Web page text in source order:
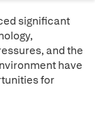
significant
and the
have
for